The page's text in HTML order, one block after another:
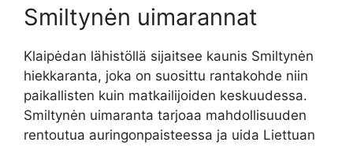
Smiltynėn uimarannat
Klaipėdan lähistöllä sijaitsee kaunis Smiltynėn
hiekkaranta, joka on suosittu rantakohde niin
paikallisten kuin matkailijoiden keskuudessa.
Smiltynėn uimaranta tarjoaa mahdollisuuden
rentoutua auringonpaisteessa ja uida Liettuan